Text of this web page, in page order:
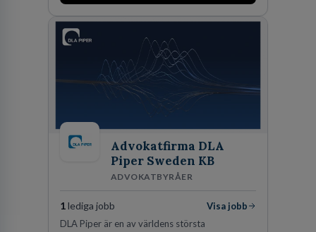
Advokatfirma DLA
Piper Sweden KB
ADVOKATBYRÅER
1lediga jobb
Visa jobb
DLA Piper är en av världens största